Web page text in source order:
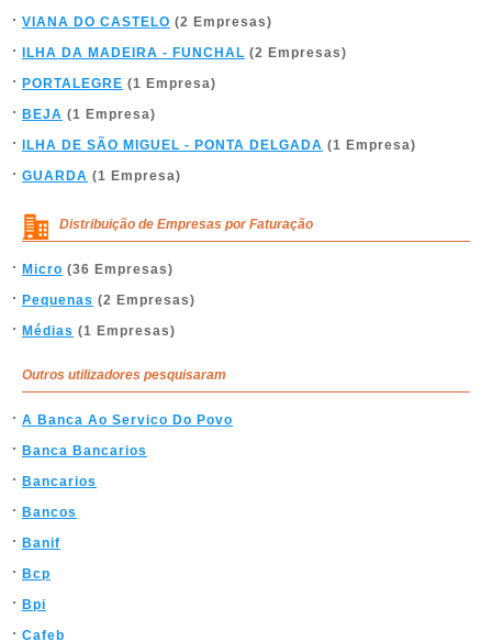
VIANA DO CASTELO (2 Empresas)
ILHA DA MADEIRA - FUNCHAL (2 Empresas)
PORTALEGRE (1 Empresa)
BEJA (1 Empresa)
ILHA DE SÃO MIGUEL - PONTA DELGADA (1 Empresa)
GUARDA (1 Empresa)
Distribuição de Empresas por Faturação
Micro (36 Empresas)
Pequenas (2 Empresas)
Médias (1 Empresas)
Outros utilizadores pesquisaram
A Banca Ao Servico Do Povo
Banca Bancarios
Bancarios
Bancos
Banif
Bcp
Bpi
Cafeb